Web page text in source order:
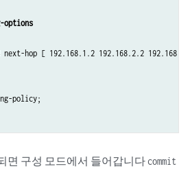
24;
options
next-hop [ 192.168.1.2 192.168.2.2
policy;
면 구성 모드에서 들어갑니다 commit